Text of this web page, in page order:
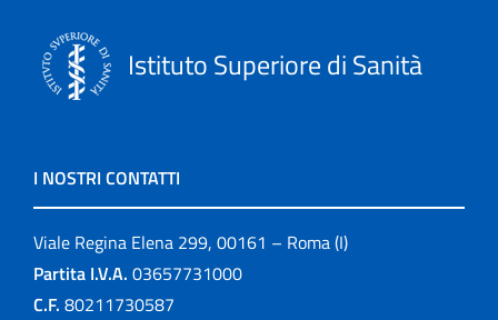
Istituto Superiore di Sanità
I NOSTRI CONTATTI
Viale Regina Elena 299, 00161 – Roma (I)
Partita I.V.A. 03657731000
C.F. 80211730587